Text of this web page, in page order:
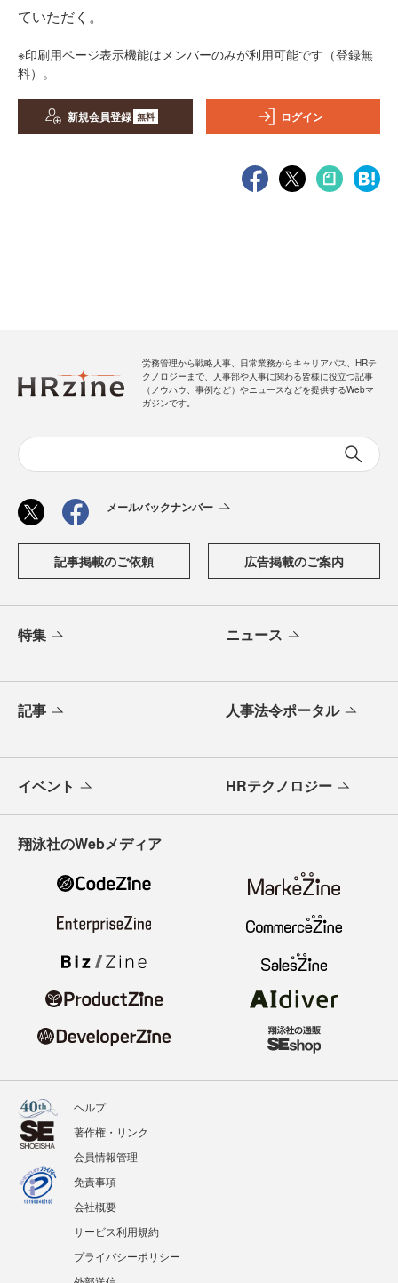
ていただく。
※印刷用ページ表示機能はメンバーのみが利用可能です（登録無
料）。
新規会員登録 無料 ログイン
労務管理から戦略人事、日常業務からキャリアパス、HRテ
クノロジーまで、人事部や人事に関わる皆様に役立つ記事
（ノウハウ、事例など）やニュースなどを提供するWebマ
ガジンです。
メールバックナンバー
記事掲載のご依頼 広告掲載のご案内
特集 ニュース
記事 人事法令ポータル
イベント HRテクノロジー
翔泳社のWebメディア
ヘルプ
著作権・リンク
会員情報管理
免責事項
会社概要
サービス利用規約
プライバシーポリシー